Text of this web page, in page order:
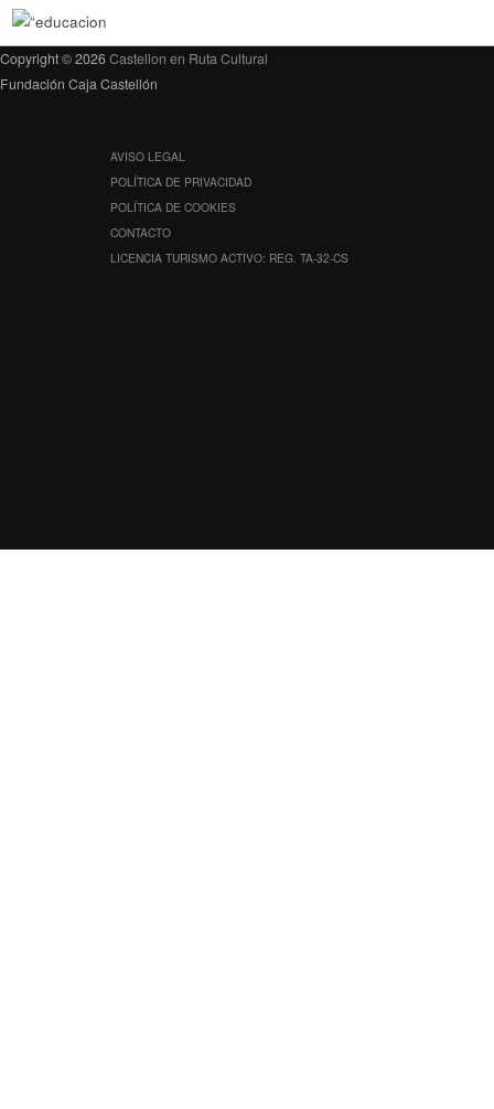
Copyright © 2026Castellon en Ruta Cultural
Fundación Caja Castellón
AVISO LEGAL
POLÍTICA DE PRIVACIDAD
POLÍTICA DE COOKIES
CONTACTO
LICENCIA TURISMO ACTIVO: REG. TA-32-CS